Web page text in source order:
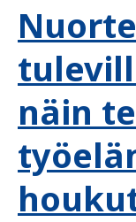
näin